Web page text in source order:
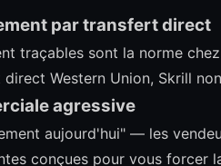
par transfert direct
traçables sont la norme
Western Union, Skrill
agressive
aujourd'hui" — les
conçues pour vous forcer